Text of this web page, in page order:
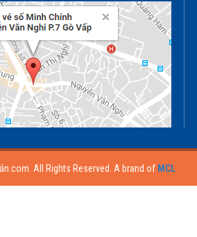
All Rights Reserved. A brand of MCL